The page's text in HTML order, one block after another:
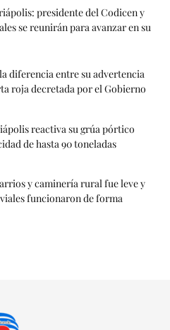
presidente del Codicen y
se reunirán para avanzar en su
diferencia entre su advertencia
roja decretada por el Gobierno
reactiva su grúa pórtico
de hasta 90 toneladas
y caminería rural fue leve y
funcionaron de forma